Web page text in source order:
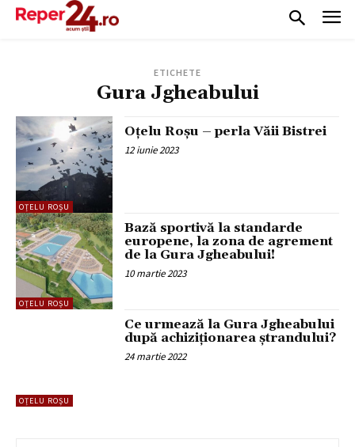
ETICHETE
Gura Jgheabului
OȚELU ROȘU
Oțelu Roșu – perla Văii Bistrei
12 iunie 2023
OȚELU ROȘU
Bază sportivă la standarde
europene, la zona de agrement
de la Gura Jgheabului!
10 martie 2023
OȚELU ROȘU
Ce urmează la Gura Jgheabului
după achiziționarea ștrandului?
24 martie 2022